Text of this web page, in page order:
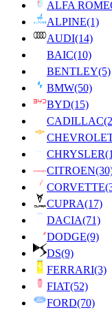
ALFA
ALPINE(1)
AUDI(14)
BAIC(10)
BENTLEY(5)
BMW(50)
BYD(15)
CADILLAC
CHRYSLER
CITROEN
CORVETTE
CUPRA(17)
DACIA(71)
DODGE(9)
DS(9)
FERRARI(3)
FIAT(52)
FORD(70)